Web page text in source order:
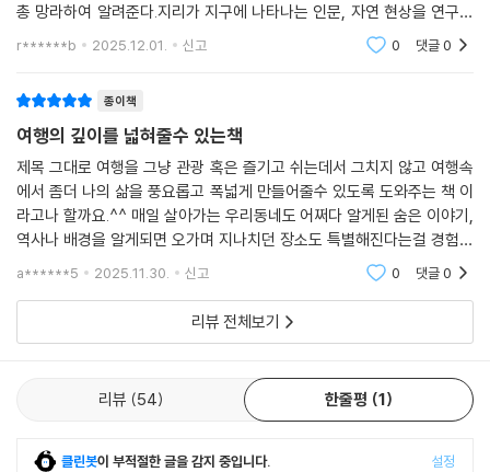
총 망라하여 알려준다.지리가 지구에 나타나는 인문, 자연 현상을 연구하
는 학문이니만큼 사람이 모이는 장소가 만들어지기까지 영향을 미치는 요
r******b 2025.12.01. 신고 0 댓글0
종이책
여행의 깊이를 넓혀줄수 있는책
제목 그대로 여행을 그냥 관광 혹은 즐기고 쉬는데서 그치지 않고 여행속
에서 좀더 나의 삶을 풍요롭고 폭넓게 만들어줄수 있도록 도와주는 책 이
라고나 할까요.^^ 매일 살아가는 우리동네도 어쩌다 알게된 숨은 이야기,
역사나 배경을 알게되면 오가며 지나치던 장소도 특별해진다는걸 경험해
본적이 있어요.책에서 소개된 몇몇 도시들 중에 맨처음 나온 뉴욕, 파리, 도
a******5 2025.11.30. 신고 0 댓글0
리뷰 전체보기
리뷰 54 한줄평 1
클린봇이 부적절한 글을 감지 중입니다. 설정